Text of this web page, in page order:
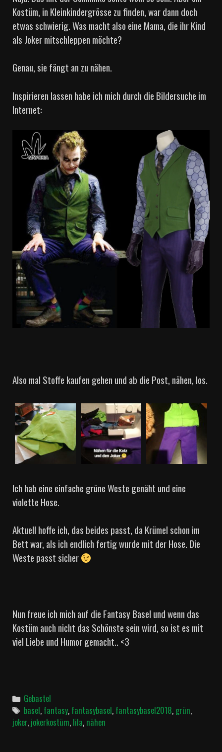
Kostüm, in Kleinkindergrösse zu finden, war dann doch
etwas schwierig. Was macht also eine Mama, die ihr Kind
als Joker mitschleppen möchte?
Genau, sie fängt an zu nähen.
Inspirieren lassen habe ich mich durch die Bildersuche im
Internet:
Also mal Stoffe kaufen gehen und ab die Post, nähen, los.
Ich hab eine einfache grüne Weste genäht und eine
violette Hose.
Aktuell hoffe ich, das beides passt, da Krümel schon im
Bett war, als ich endlich fertig wurde mit der Hose. Die
Weste passt sicher
Nun freue ich mich auf die Fantasy Basel und wenn das
Kostüm auch nicht das Schönste sein wird, so ist es mit
viel Liebe und Humor gemacht.. <3
Categories
Gebastel
Tags
basel, fantasy, fantasybasel, fantasybasel2018, grün,
joker, jokerkostüm, lila, nähen